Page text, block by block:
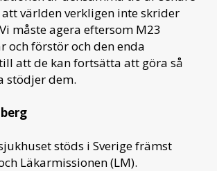
att världen verkligen inte skrider
måste agera eftersom M23
och förstör och den enda
att de kan fortsätta att göra så
stödjer dem.
stöds i Sverige främst
Läkarmissionen (LM).